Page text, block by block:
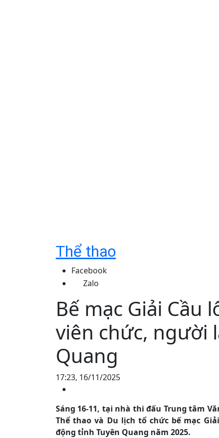
Thể thao
Facebook
Zalo
Bế mạc Giải Cầu
viên chức, người
Quang
17:23, 16/11/2025
Sáng 16-11, tại nhà thi đấu Trung tâm
Thể thao và Du lịch tổ chức bế mạc
động tỉnh Tuyên Quang năm 2025.